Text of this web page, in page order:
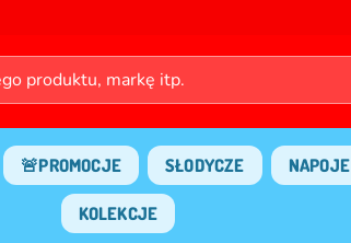
🚨PROMOCJE SŁODYCZE NAPOJE
KOLEKCJE